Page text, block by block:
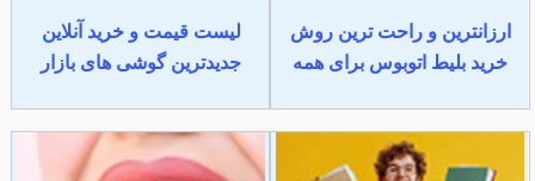
ارزانترین و راحت ترین روش
خرید بلیط اتوبوس برای همه
لیست قیمت و خرید آنلاین
جدیدترین گوشی های بازار